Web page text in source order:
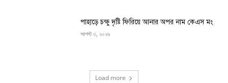
পাহাড়ে চক্ষু দৃষ্টি ফিরিয়ে আনার অপর নাম কেএস মং
আগস্ট ৩, ২০২৬
Load more